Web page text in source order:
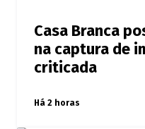
Casa Branca
na captura de
criticada
Há 2 horas